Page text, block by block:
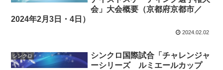
会」大会概要（京都府京都市／
2024年2月3日・4日）
2024.02.02
シンクロ
シンクロ国際試合「チャレンジャ
ーシリーズ ルミエールカップ